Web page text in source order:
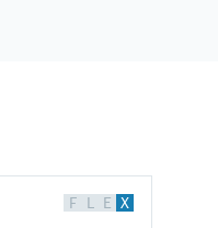
F L E X